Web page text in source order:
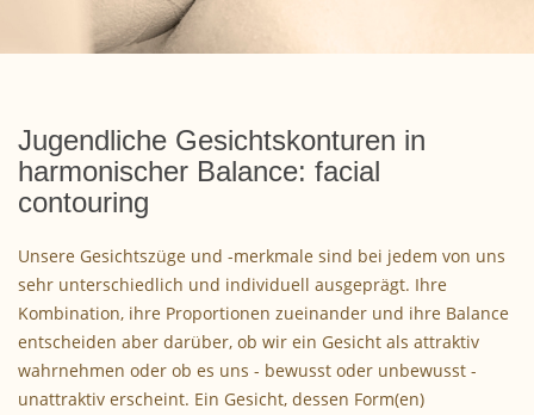
Jugendliche Gesichtskonturen in
harmonischer Balance: facial
contouring
Unsere Gesichtszüge und -merkmale sind bei jedem von uns
sehr unterschiedlich und individuell ausgeprägt. Ihre
Kombination, ihre Proportionen zueinander und ihre Balance
entscheiden aber darüber, ob wir ein Gesicht als attraktiv
wahrnehmen oder ob es uns - bewusst oder unbewusst -
unattraktiv erscheint. Ein Gesicht, dessen Form(en)